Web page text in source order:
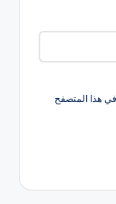
هذا المتصفح